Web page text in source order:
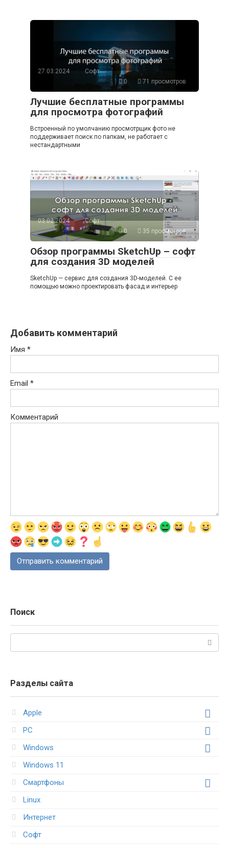
27.03.2024
Софт
0
71 просмотров
Лучшие бесплатные программы
для просмотра фотографий
Встроенный по умолчанию просмотрщик фото не
поддерживает поиск по папкам, не работает с
нестандартными
03.02.2024
Софт
0
35 просмотров
Обзор программы SketchUp – софт
для создания 3D моделей
SketchUp — сервис для создания 3D-моделей. С ее
помощью можно проектировать фасад и интерьер
Добавить комментарий
Имя *
Email *
Комментарий
Поиск
Разделы сайта
Apple
PC
Windows
Windows 11
Смартфоны
Linux
Интернет
Софт